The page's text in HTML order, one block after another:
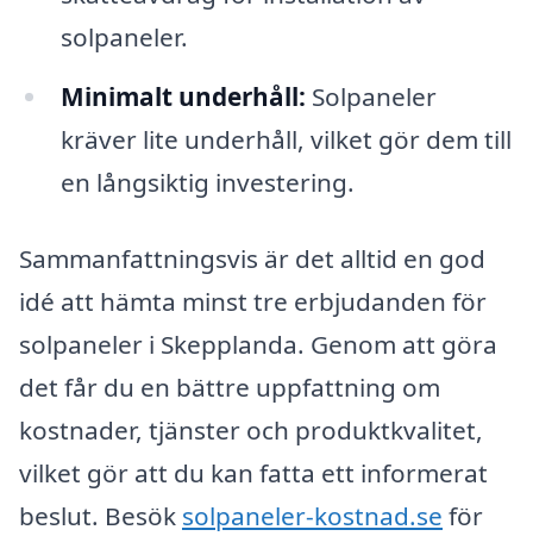
solpaneler.
Minimalt underhåll: Solpaneler
kräver lite underhåll, vilket gör dem till
en långsiktig investering.
Sammanfattningsvis är det alltid en god
idé att hämta minst tre erbjudanden för
solpaneler i Skepplanda. Genom att göra
det får du en bättre uppfattning om
kostnader, tjänster och produktkvalitet,
vilket gör att du kan fatta ett informerat
beslut. Besök solpaneler-kostnad.se för